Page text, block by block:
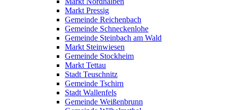
Markt Pressig
Gemeinde Reichenbach
Gemeinde Schneckenlohe
Gemeinde Steinbach am Wald
Markt Steinwiesen
Gemeinde Stockheim
Markt Tettau
Stadt Teuschnitz
Gemeinde Tschirn
Stadt Wallenfels
Gemeinde Weißenbrunn